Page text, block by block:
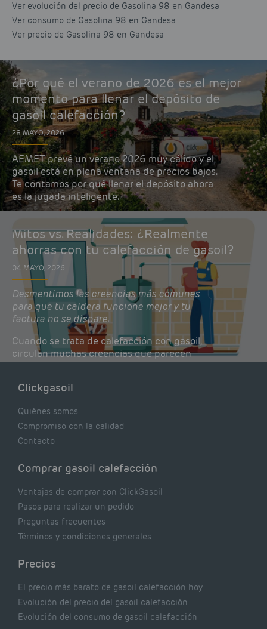
Ver evolución del precio de Gasolina 98 en Gandesa
Ver consumo de Gasolina 98 en Gandesa
Ver precio de Gasolina 98 en Gandesa
¿Por qué el verano de 2026 es el mejor
momento para llenar el depósito de
gasoil calefacción?
28 MAYO, 2026
AEMET prevé un verano 2026 muy cálido y el
gasoil está en plena ventana de precios bajos.
Te contamos por qué llenar el depósito ahora
es la jugada inteligente.
Mitos vs. Realidades: ¿Realmente
ahorras con tu calefacción de gasoil?
04 MAYO, 2026
Desmentimos las creencias más comunes
para que tu caldera funcione mejor y tu
factura no se dispare.
Cuando se trata de calefacción con gasoil,
circulan muchas creencias que parecen
lógicas pero que, en realidad, pueden estar
de tu caldera. Pocas se contrastan con lo que
Clickgasoil
Quiénes somos
Compromiso con la calidad
Contacto
Comprar gasoil calefacción
Ventajas de comprar con ClickGasoil
Pasos para realizar un pedido
Preguntas frecuentes
Términos y condiciones generales
Precios
El precio más barato de gasoil calefacción hoy
Evolución del precio del gasoil calefacción
Evolución del consumo de gasoil calefacción